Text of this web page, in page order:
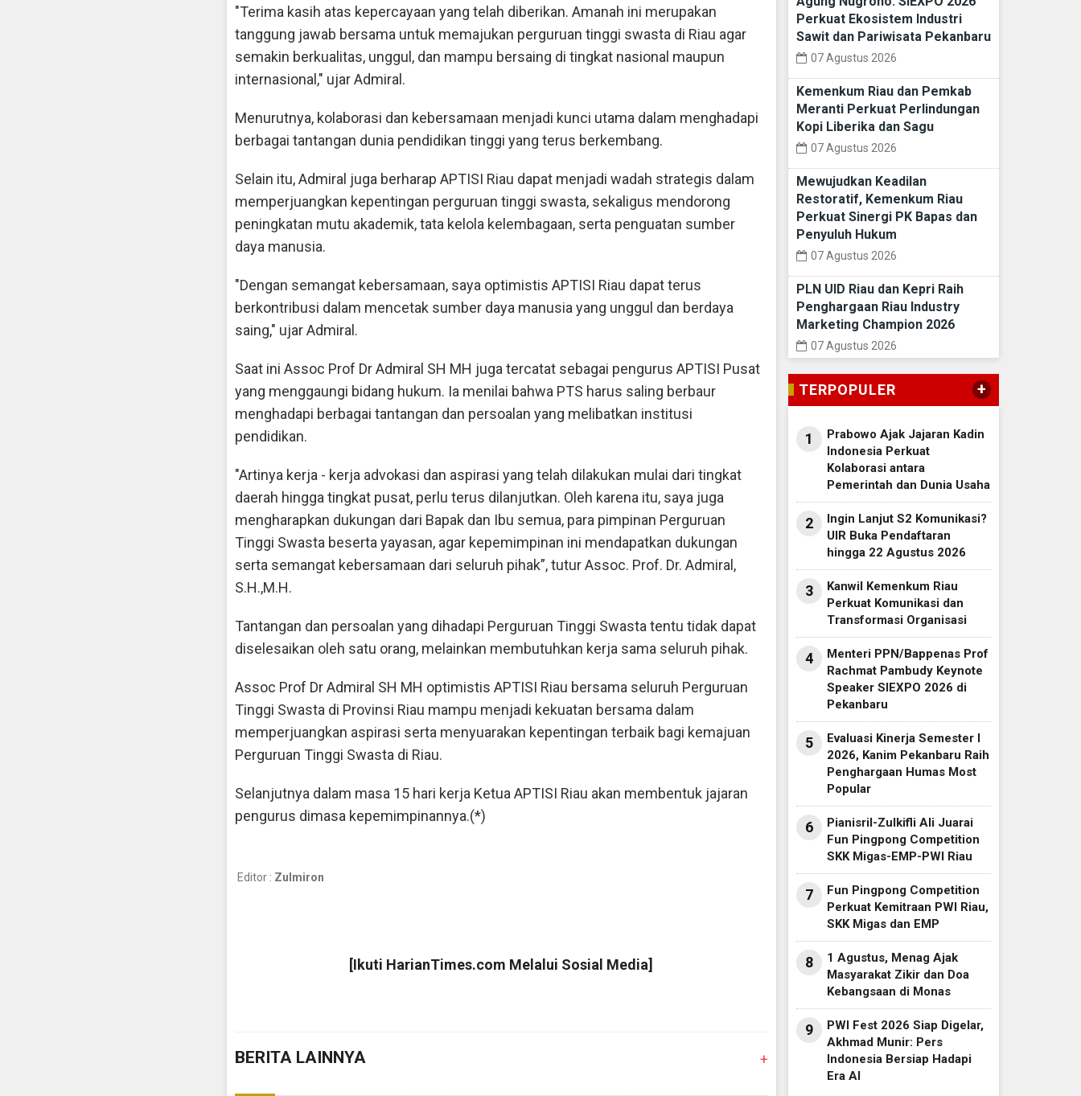
"Terima kasih atas kepercayaan yang telah diberikan. Amanah ini merupakan
tanggung jawab bersama untuk memajukan perguruan tinggi swasta di Riau agar
semakin berkualitas, unggul, dan mampu bersaing di tingkat nasional maupun
internasional," ujar Admiral.
Menurutnya, kolaborasi dan kebersamaan menjadi kunci utama dalam menghadapi
berbagai tantangan dunia pendidikan tinggi yang terus berkembang.
Selain itu, Admiral juga berharap APTISI Riau dapat menjadi wadah strategis dalam
memperjuangkan kepentingan perguruan tinggi swasta, sekaligus mendorong
peningkatan mutu akademik, tata kelola kelembagaan, serta penguatan sumber
daya manusia.
"Dengan semangat kebersamaan, saya optimistis APTISI Riau dapat terus
berkontribusi dalam mencetak sumber daya manusia yang unggul dan berdaya
saing," ujar Admiral.
Saat ini Assoc Prof Dr Admiral SH MH juga tercatat sebagai pengurus APTISI Pusat
yang menggaungi bidang hukum. Ia menilai bahwa PTS harus saling berbaur
menghadapi berbagai tantangan dan persoalan yang melibatkan institusi
pendidikan.
"Artinya kerja - kerja advokasi dan aspirasi yang telah dilakukan mulai dari tingkat
daerah hingga tingkat pusat, perlu terus dilanjutkan. Oleh karena itu, saya juga
mengharapkan dukungan dari Bapak dan Ibu semua, para pimpinan Perguruan
Tinggi Swasta beserta yayasan, agar kepemimpinan ini mendapatkan dukungan
serta semangat kebersamaan dari seluruh pihak”, tutur Assoc. Prof. Dr. Admiral,
S.H.,M.H.
Tantangan dan persoalan yang dihadapi Perguruan Tinggi Swasta tentu tidak dapat
diselesaikan oleh satu orang, melainkan membutuhkan kerja sama seluruh pihak.
Assoc Prof Dr Admiral SH MH optimistis APTISI Riau bersama seluruh Perguruan
Tinggi Swasta di Provinsi Riau mampu menjadi kekuatan bersama dalam
memperjuangkan aspirasi serta menyuarakan kepentingan terbaik bagi kemajuan
Perguruan Tinggi Swasta di Riau.
Selanjutnya dalam masa 15 hari kerja Ketua APTISI Riau akan membentuk jajaran
pengurus dimasa kepemimpinannya.(*)
Editor : Zulmiron
[Ikuti HarianTimes.com Melalui Sosial Media]
BERITA LAINNYA +
Perkuat Ekosistem Industri
Sawit dan Pariwisata Pekanbaru
07 Agustus 2026
Kemenkum Riau dan Pemkab
Meranti Perkuat Perlindungan
Kopi Liberika dan Sagu
07 Agustus 2026
Mewujudkan Keadilan
Restoratif, Kemenkum Riau
Perkuat Sinergi PK Bapas dan
Penyuluh Hukum
07 Agustus 2026
PLN UID Riau dan Kepri Raih
Penghargaan Riau Industry
Marketing Champion 2026
07 Agustus 2026
TERPOPULER +
1
Prabowo Ajak Jajaran Kadin
Indonesia Perkuat
Kolaborasi antara
Pemerintah dan Dunia Usaha
2
Ingin Lanjut S2 Komunikasi?
UIR Buka Pendaftaran
hingga 22 Agustus 2026
3
Kanwil Kemenkum Riau
Perkuat Komunikasi dan
Transformasi Organisasi
4
Menteri PPN/Bappenas Prof
Rachmat Pambudy Keynote
Speaker SIEXPO 2026 di
Pekanbaru
5
Evaluasi Kinerja Semester I
2026, Kanim Pekanbaru Raih
Penghargaan Humas Most
Popular
6
Pianisril-Zulkifli Ali Juarai
Fun Pingpong Competition
SKK Migas-EMP-PWI Riau
7
Fun Pingpong Competition
Perkuat Kemitraan PWI Riau,
SKK Migas dan EMP
8
1 Agustus, Menag Ajak
Masyarakat Zikir dan Doa
Kebangsaan di Monas
9
PWI Fest 2026 Siap Digelar,
Akhmad Munir: Pers
Indonesia Bersiap Hadapi
Era AI